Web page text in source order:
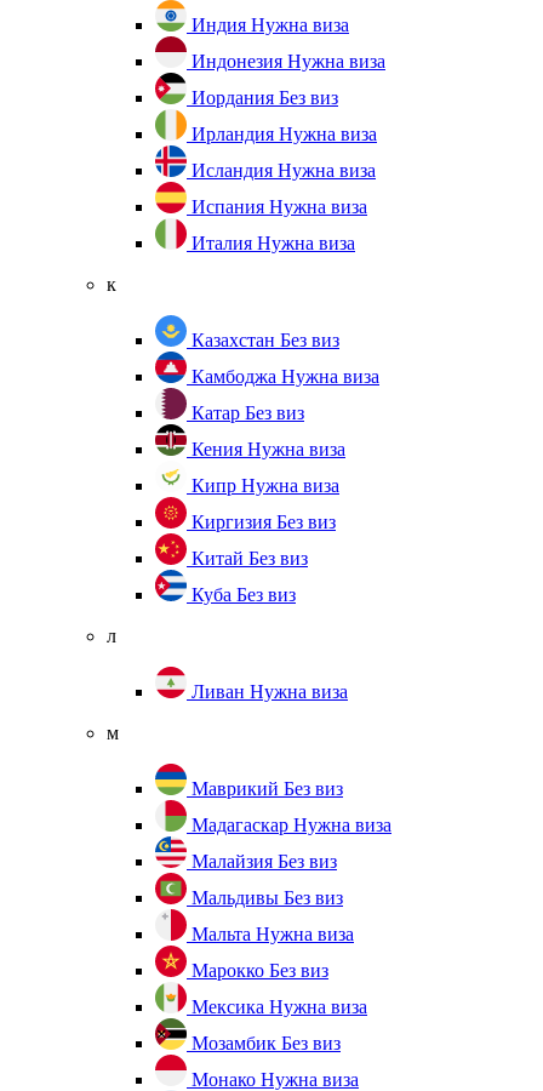
Индия Нужна виза
Индонезия Нужна виза
Иордания Без виз
Ирландия Нужна виза
Исландия Нужна виза
Испания Нужна виза
Италия Нужна виза
к
Казахстан Без виз
Камбоджа Нужна виза
Катар Без виз
Кения Нужна виза
Кипр Нужна виза
Киргизия Без виз
Китай Без виз
Куба Без виз
л
Ливан Нужна виза
м
Маврикий Без виз
Мадагаскар Нужна виза
Малайзия Без виз
Мальдивы Без виз
Мальта Нужна виза
Марокко Без виз
Мексика Нужна виза
Мозамбик Без виз
Монако Нужна виза